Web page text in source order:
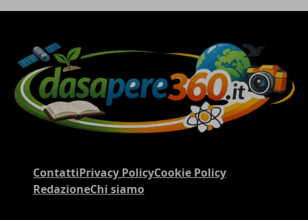
ContattiPrivacy PolicyCookie Policy
RedazioneChi siamo